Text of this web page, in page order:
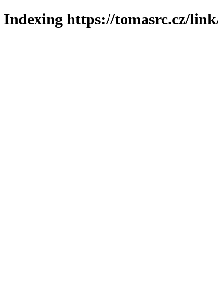
Indexing https://tomasrc.cz/